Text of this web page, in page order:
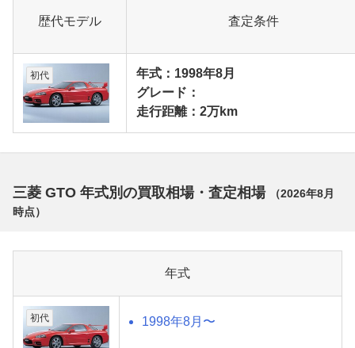
歴代モデル 査定条件
初代
年式：1998年8月
グレード：
走行距離：2万km
三菱 GTO 年式別の買取相場・査定相場 （2026年8月
時点）
年式
初代 1998年8月〜